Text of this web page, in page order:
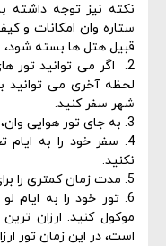
ستاره وان امکانات و
قبیل هتل ها بسته
2. اگر می توانید تور
لحظه آخری می توانید
شهر سفر کنید.
3. به جای تور هوایی وان، در تور زمینی وان شرکت کنید.
4. سفر خود را به
نکنید.
5. مدت زمان کمتری را برای اقامت در نظر بگیرید.
6. تور خود را به
موکول کنید. ارزان
است، در این زمان تور